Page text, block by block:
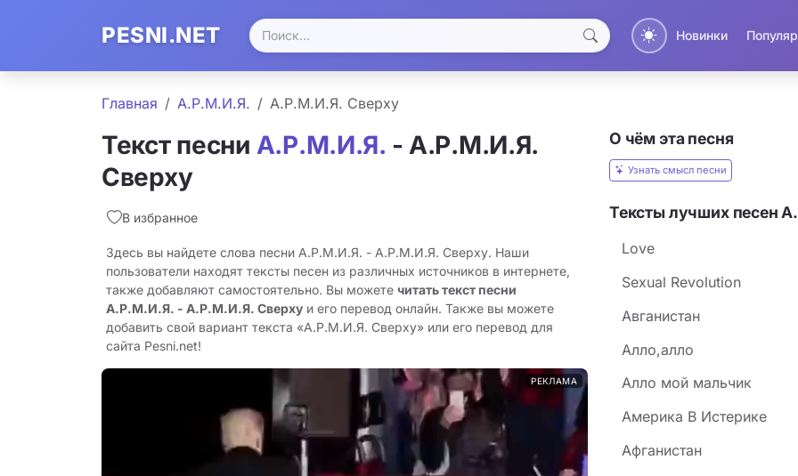
PESNI.NET Новинки
Главная А.Р.М.И.Я. А.Р.М.И.Я. Сверху
Текст песни А.Р.М.И.Я. - А.Р.М.И.Я.
Сверху
В избранное
Здесь вы найдете слова песни А.Р.М.И.Я. - А.Р.М.И.Я. Сверху. Наши
пользователи находят тексты песен из различных источников в интернете,
также добавляют самостоятельно. Вы можете читать текст песни
А.Р.М.И.Я. - А.Р.М.И.Я. Сверху и его перевод онлайн. Также вы можете
добавить свой вариант текста «А.Р.М.И.Я. Сверху» или его перевод для
сайта Pesni.net!
РЕКЛАМА
О чём эта песня
Узнать смысл песни
Тексты лучших песен
Love
Sexual Revolution
Авганистан
Алло,алло
Алло мой мальчик
Америка В Истерике
Афганистан